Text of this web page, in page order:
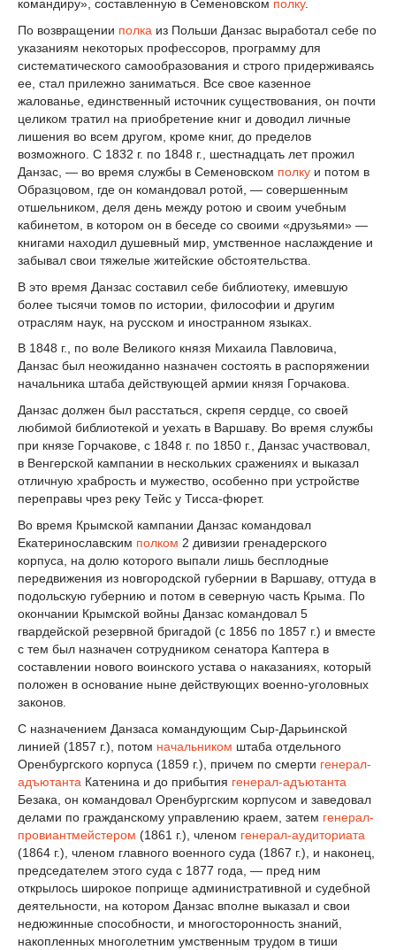
командиру», составленную в Семеновском полку.
По возвращении полка из Польши Данзас выработал себе по
указаниям некоторых профессоров, программу для
систематического самообразования и строго придерживаясь
ее, стал прилежно заниматься. Все свое казенное
жалованье, единственный источник существования, он почти
целиком тратил на приобретение книг и доводил личные
лишения во всем другом, кроме книг, до пределов
возможного. С 1832 г. по 1848 г., шестнадцать лет прожил
Данзас, — во время службы в Семеновском полку и потом в
Образцовом, где он командовал ротой, — совершенным
отшельником, деля день между ротою и своим учебным
кабинетом, в котором он в беседе со своими «друзьями» —
книгами находил душевный мир, умственное наслаждение и
забывал свои тяжелые житейские обстоятельства.
В это время Данзас составил себе библиотеку, имевшую
более тысячи томов по истории, философии и другим
отраслям наук, на русском и иностранном языках.
В 1848 г., по воле Великого князя Михаила Павловича,
Данзас был неожиданно назначен состоять в распоряжении
начальника штаба действующей армии князя Горчакова.
Данзас должен был расстаться, скрепя сердце, со своей
любимой библиотекой и уехать в Варшаву. Во время службы
при князе Горчакове, с 1848 г. по 1850 г., Данзас участвовал,
в Венгерской кампании в нескольких сражениях и выказал
отличную храбрость и мужество, особенно при устройстве
переправы чрез реку Тейс у Тисса-фюрет.
Во время Крымской кампании Данзас командовал
Екатеринославским полком 2 дивизии гренадерского
корпуса, на долю которого выпали лишь бесплодные
передвижения из новгородской губернии в Варшаву, оттуда в
подольскую губернию и потом в северную часть Крыма. По
окончании Крымской войны Данзас командовал 5
гвардейской резервной бригадой (с 1856 по 1857 г.) и вместе
с тем был назначен сотрудником сенатора Каптера в
составлении нового воинского устава о наказаниях, который
положен в основание ныне действующих военно-уголовных
законов.
С назначением Данзаса командующим Сыр-Дарьинской
линией (1857 г.), потом начальником штаба отдельного
Оренбургского корпуса (1859 г.), причем по смерти генерал-
адъютанта Катенина и до прибытия генерал-адъютанта
Безака, он командовал Оренбургским корпусом и заведовал
делами по гражданскому управлению краем, затем генерал-
провиантмейстером (1861 г.), членом генерал-аудиториата
(1864 г.), членом главного военного суда (1867 г.), и наконец,
председателем этого суда с 1877 года, — пред ним
открылось широкое поприще административной и судебной
деятельности, на котором Данзас вполне выказал и свои
недюжинные способности, и многосторонность знаний,
накопленных многолетним умственным трудом в тиши